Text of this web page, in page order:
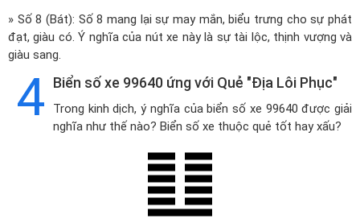
» Số 8 (Bát): Số 8 mang lại sự may mắn, biểu trưng cho sự phát
đạt, giàu có. Ý nghĩa của nút xe này là sự tài lộc, thịnh vượng và
giàu sang.
4 Biển số xe 99640 ứng với Quẻ "Địa Lôi Phục"
Trong kinh dịch, ý nghĩa của biển số xe 99640 được giải
nghĩa như thế nào? Biển số xe thuộc quẻ tốt hay xấu?